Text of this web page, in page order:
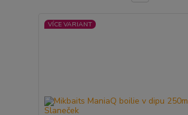
VÍCE VARIANT